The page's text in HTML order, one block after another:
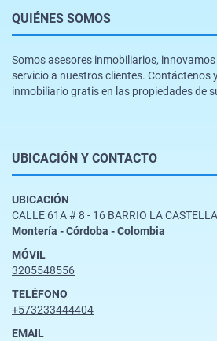
QUIÉNES SOMOS
Somos asesores inmobiliarios,
servicio a nuestros clientes. Contáctenos
inmobiliario gratis en las propiedades de
UBICACIÓN Y CONTACTO
UBICACIÓN
CALLE 61A # 8 - 16 BARRIO LA
Montería - Córdoba - Colombia
MÓVIL
3205548556
TELÉFONO
+573233444404
EMAIL